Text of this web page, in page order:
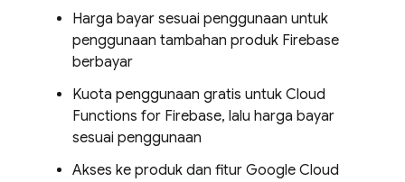
Harga bayar sesuai penggunaan untuk
penggunaan tambahan produk Firebase
berbayar
Kuota penggunaan gratis untuk Cloud
Functions for Firebase, lalu harga bayar
sesuai penggunaan
Akses ke produk dan fitur Google Cloud